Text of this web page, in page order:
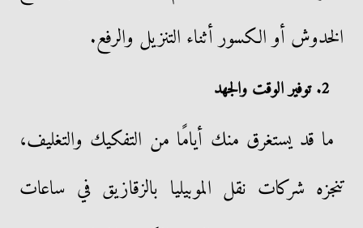
الخدوش أو الكسور أثناء التنزيل والرفع.
2. توفير الوقت والجهد
ما قد يستغرق منك أيامًا من التفكيك والتغليف،
تنجزه شركات نقل الموبيليا بالزقازيق في ساعات